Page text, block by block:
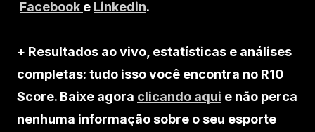
Facebook e Linkedin.
+ Resultados ao vivo, estatísticas e análises
completas: tudo isso você encontra no R10
Score. Baixe agora clicando aqui e não perca
nenhuma informação sobre o seu esporte